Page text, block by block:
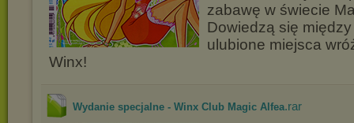
zabawę w świecie
Dowiedzą się
ulubione miejsca
Winx!
Wydanie specjalne - Winx Club Magic Alfea.rar